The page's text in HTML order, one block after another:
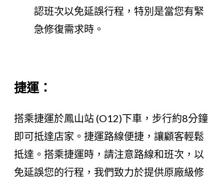
認班次以免延誤行程，特別是當您有緊
急修復需求時。
捷運：
搭乘捷運於鳳山站 (O12)下車，步行約8分鐘
即可抵達店家。捷運路線便捷，讓顧客輕鬆
抵達。搭乘捷運時，請注意路線和班次，以
免延誤您的行程，我們致力於提供原廠級修